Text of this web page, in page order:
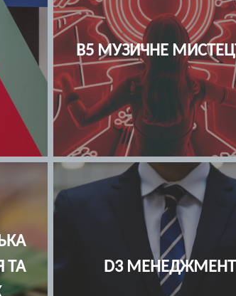
І1 СТОМАТОЛОГІЯ